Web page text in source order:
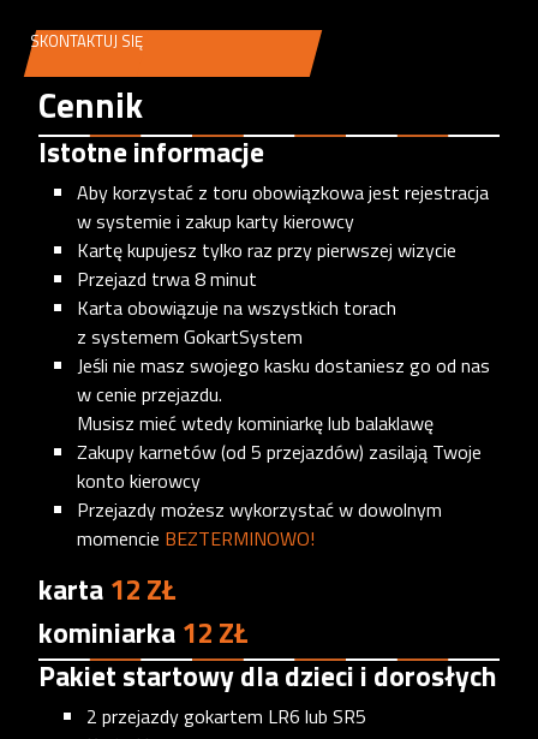
SKONTAKTUJ SIĘ
Cennik
Istotne informacje
Aby korzystać z toru obowiązkowa jest rejestracja
w systemie i zakup karty kierowcy
Kartę kupujesz tylko raz przy pierwszej wizycie
Przejazd trwa 8 minut
Karta obowiązuje na wszystkich torach
z systemem GokartSystem
Jeśli nie masz swojego kasku dostaniesz go od nas
w cenie przejazdu.
Musisz mieć wtedy kominiarkę lub balaklawę
Zakupy karnetów (od 5 przejazdów) zasilają Twoje
konto kierowcy
Przejazdy możesz wykorzystać w dowolnym
momencie BEZTERMINOWO!
karta12 ZŁ
kominiarka12 ZŁ
Pakiet startowy dla dzieci i dorosłych
‎2 przejazdy gokartem LR6 lub SR5